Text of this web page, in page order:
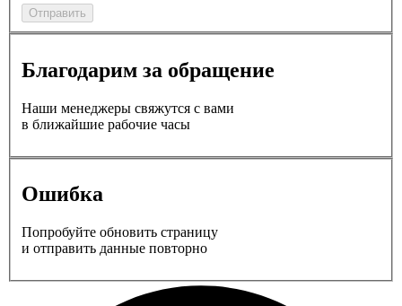
Отправить
Благодарим за обращение
Наши менеджеры свяжутся с вами
в ближайшие рабочие часы
Ошибка
Попробуйте обновить страницу
и отправить данные повторно